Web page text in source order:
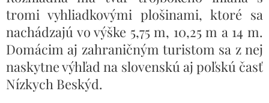
tromi vyhliadkovými plošinami, ktoré sa
nachádzajú vo výške 5,75 m, 10,25 m a 14 m.
Domácim aj zahraničným turistom sa z nej
naskytne výhľad na slovenskú aj poľskú časť
Nízkych Beskýd.